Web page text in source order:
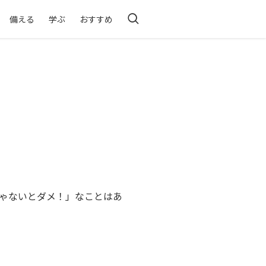
備える 学ぶ おすすめ
ないとダメ！」なことはあ